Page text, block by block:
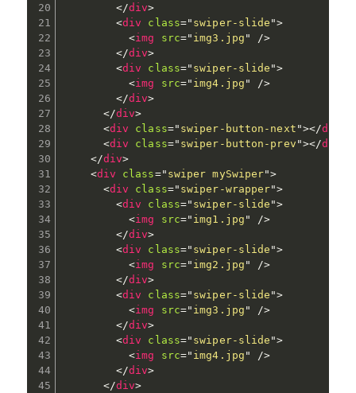
</div>
<div class=" swiper-slide ">
<img src=" img3.jpg "
/>
</div>
<div class=" swiper-slide ">
<img src=" img4.jpg "
/>
</div>
</div>
<div class=" swiper-button-next "></div
<div class=" swiper-button-prev "></div
</div>
<div class=" swiper mySwiper">
<div class=" swiper-wrapper">
<div class=" swiper-slide ">
<img src=" img1.jpg "
/>
</div>
<div class=" swiper-slide ">
<img src=" img2.jpg "
/>
</div>
<div class=" swiper-slide ">
<img src=" img3.jpg "
/>
</div>
<div class=" swiper-slide ">
<img src=" img4.jpg "
/>
</div>
</div>